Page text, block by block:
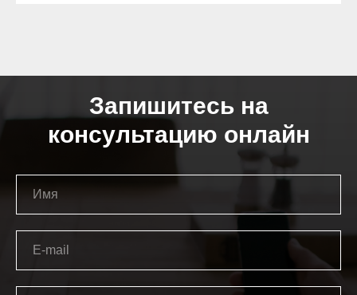
Запишитесь на
консультацию онлайн